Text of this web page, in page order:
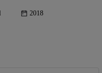
2018